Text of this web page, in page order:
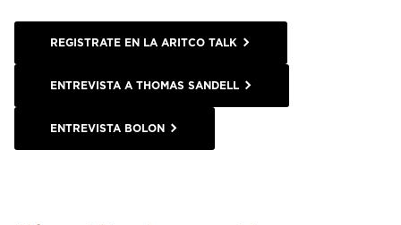
REGISTRATE EN LA ARITCO TALK
ENTREVISTA A THOMAS SANDELL
ENTREVISTA BOLON